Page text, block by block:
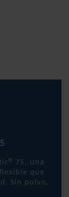
.
® 75. Una
que
Sin polvo,